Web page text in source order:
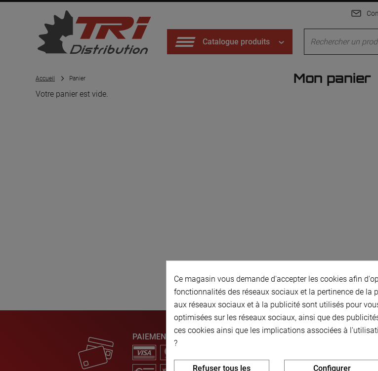
Catalogue produits
Accueil Panier Mon panier
Votre panier est vide.
PAIEMENT SÉCURISÉ
Ce magasin vous demande d'accepter les cookies afin
fonctionnalités des réseaux sociaux et la pertinence de la
aux réseaux sociaux et à la publicité sont utilisés pour
optimisées sur les réseaux sociaux, ainsi que des
ces cookies ainsi que les implications associées à
?
Refuser tous les
Configurer